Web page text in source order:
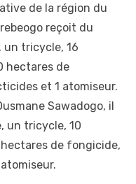
de la région du
reçoit du
un tricycle, 16
hectares de
et 1 atomiseur.
Sawadogo, il
un tricycle, 10
de fongicide,